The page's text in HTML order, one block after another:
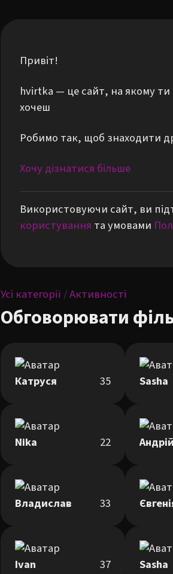
Привіт!
hvirtka — це сайт, на якому
хочеш
Робимо так, щоб знаходити
Хочу дізнатися більше
Використовуючи сайт, ви
користування та умовами
Усі категорії /Активності
Обговорювати
Катруся 35 Sasha
Nika 22 Андрій
Владислав 33
Ivan 37 Sasha